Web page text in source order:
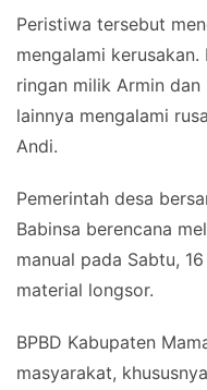
Peristiwa tersebut
mengalami
ringan milik Armin dan
lainnya mengalami
Andi.
Pemerintah desa
Babinsa berencana
manual pada Sabtu,
material longsor.
BPBD Kabupaten
masyarakat,